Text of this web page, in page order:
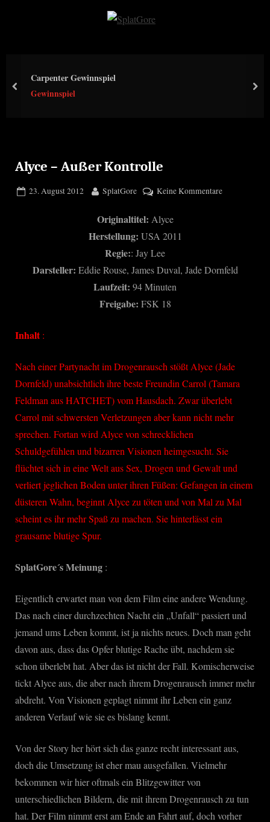
e
Carpenter Gewinnspiel
Gewinnspiel
prev
Alyce – Außer Kontrolle
Posted
23. August 2012 By
SplatGore Keine Kommentarezu
Originaltitel: Alyce
Herstellung: USA 2011
Regie:: Jay Lee
Darsteller: Eddie Rouse, James Duval, Jade Dornfeld
Laufzeit: 94 Minuten
Freigabe: FSK 18
Inhalt:
Nach einer Partynacht im Drogenrausch stößt Alyce (Jade
Dornfeld) unabsichtlich ihre beste Freundin Carrol (Tamara
Feldman aus HATCHET) vom Hausdach. Zwar überlebt
Carrol mit schwersten Verletzungen aber kann nicht mehr
sprechen. Fortan wird Alyce von schrecklichen
Schuldgefühlen und bizarren Visionen heimgesucht. Sie
flüchtet sich in eine Welt aus Sex, Drogen und Gewalt und
verliert jeglichen Boden unter ihren Füßen: Gefangen in einem
düsteren Wahn, beginnt Alyce zu töten und von Mal zu Mal
scheint es ihr mehr Spaß zu machen. Sie hinterlässt ein
grausame blutige Spur.
SplatGore´s Meinung :
Eigentlich erwartet man von dem Film eine andere Wendung.
Das nach einer durchzechten Nacht ein „Unfall“ passiert und
jemand ums Leben kommt, ist ja nichts neues. Doch man geht
davon aus, dass das Opfer blutige Rache übt, nachdem sie
schon überlebt hat. Aber das ist nicht der Fall. Komischerweise
tickt Alyce aus, die aber nach ihrem Drogenrausch immer mehr
abdreht. Von Visionen geplagt nimmt ihr Leben ein ganz
anderen Verlauf wie sie es bislang kennt.
Von der Story her hört sich das ganze recht interessant aus,
doch die Umsetzung ist eher mau ausgefallen. Vielmehr
bekommen wir hier oftmals ein Blitzgewitter von
unterschiedlichen Bildern, die mit ihrem Drogenrausch zu tun
hat. Der Film nimmt erst am Ende an Fahrt auf, doch vorher